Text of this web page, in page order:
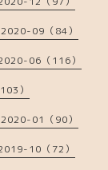
2020-09（84）
06（116）
）
2020-01（90）
10（72）